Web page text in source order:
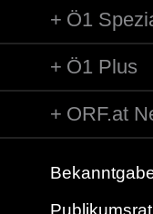
Ö1
Ö1 Plus
ORF.at
Publikumsrat